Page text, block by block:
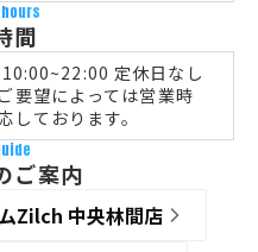
間
定休日なし
要望によっては営業時
しております。
ご案内
Zilch 中央林間店